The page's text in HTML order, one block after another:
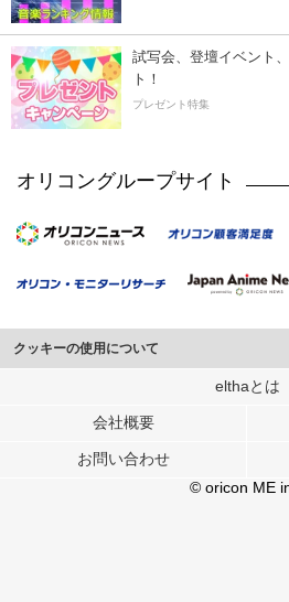
試写会、登壇イベント
ト！
プレゼント特集
オリコングループサイト
クッキーの使用について
このサイトでは Cookie を使用して、ユーザ
行っています。
メディアや広告配信、データ解析の各パート
各パートナーは、この情報とユーザーが各パ
ユーザーが各パートナーのサービスを使用し
elthaとは
会社概要
お問い合わせ
© oricon ME